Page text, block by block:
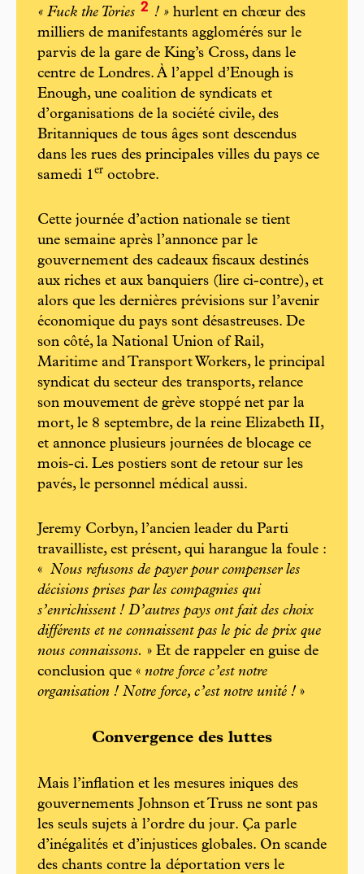
« Fuck the Tories 2 ! » hurlent en chœur des
milliers de manifestants agglomérés sur le
parvis de la gare de King’s Cross, dans le
centre de Londres. À l’appel d’Enough is
Enough, une coalition de syndicats et
d’organisations de la société civile, des
Britanniques de tous âges sont descendus
dans les rues des principales villes du pays ce
samedi 1er octobre.
Cette journée d’action nationale se tient
une semaine après l’annonce par le
gouvernement des cadeaux fiscaux destinés
aux riches et aux banquiers (lire ci-contre), et
alors que les dernières prévisions sur l’avenir
économique du pays sont désastreuses. De
son côté, la National Union of Rail,
Maritime and Transport Workers, le principal
syndicat du secteur des transports, relance
son mouvement de grève stoppé net par la
mort, le 8 septembre, de la reine Elizabeth II,
et annonce plusieurs journées de blocage ce
mois-ci. Les postiers sont de retour sur les
pavés, le personnel médical aussi.
Jeremy Corbyn, l’ancien leader du Parti
travailliste, est présent, qui harangue la foule :
« Nous refusons de payer pour compenser les
décisions prises par les compagnies qui
s’enrichissent ! D’autres pays ont fait des choix
différents et ne connaissent pas le pic de prix que
nous connaissons. » Et de rappeler en guise de
conclusion que « notre force c’est notre
organisation ! Notre force, c’est notre unité ! »
Convergence des luttes
Mais l’inflation et les mesures iniques des
gouvernements Johnson et Truss ne sont pas
les seuls sujets à l’ordre du jour. Ça parle
d’inégalités et d’injustices globales. On scande
des chants contre la déportation vers le